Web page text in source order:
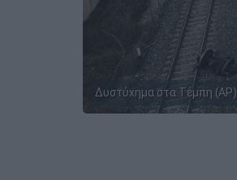
Δυστύχημα στα Τέμπη (AP)